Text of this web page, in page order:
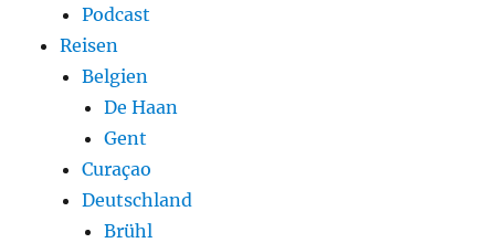
Podcast
Reisen
Belgien
De Haan
Gent
Curaçao
Deutschland
Brühl